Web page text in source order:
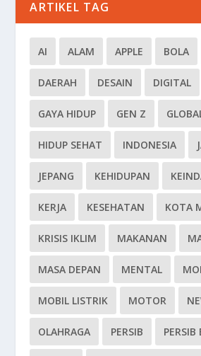
ARTIKEL TAG
AI ALAM APPLE BOLA
DAERAH DESAIN DIGITAL
GAYA HIDUP GEN Z
HIDUP SEHAT INDONESIA
JEPANG KEHIDUPAN
KERJA KESEHATAN KOTA
KRISIS IKLIM MAKANAN
MASA DEPAN MENTAL
MOBIL LISTRIK MOTOR
OLAHRAGA PERSIB